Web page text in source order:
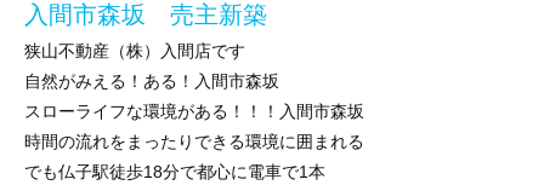
入間市森坂 売主新築
狭山不動産（株）入間店です
自然がみえる！ある！入間市森坂
スローライフな環境がある！！！入間市森坂
時間の流れをまったりできる環境に囲まれる
でも仏子駅徒歩18分で都心に電車で1本